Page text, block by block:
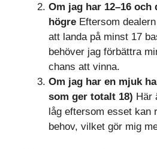
Om jag har 12–16
högre Eftersom
att landa på minst 17
behöver jag förbättra
chans att vinna.
Om jag har en mjuk
som ger totalt 18) Här
låg eftersom esset kan
behov, vilket gör mig